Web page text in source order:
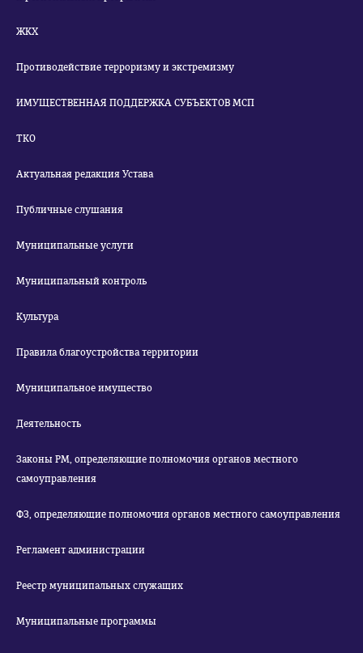
ЖКХ
Противодействие терроризму и экстремизму
ИМУЩЕСТВЕННАЯ ПОДДЕРЖКА СУБЪЕКТОВ МСП
ТКО
Актуальная редакция Устава
Публичные слушания
Муниципальные услуги
Муниципальный контроль
Культура
Правила благоустройства территории
Муниципальное имущество
Деятельность
Законы РМ, определяющие полномочия органов местного
самоуправления
ФЗ, определяющие полномочия органов местного самоуправления
Регламент администрации
Реестр муниципальных служащих
Муниципальные программы